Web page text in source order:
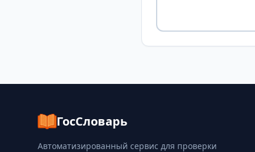
ГосСловарь
Автоматизированный сервис для проверки